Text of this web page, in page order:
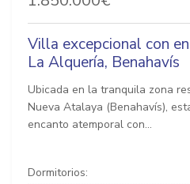
Villa excepcional con
La Alquería, Benahavís
Ubicada en la tranquila zona
Nueva Atalaya (Benahavís),
encanto atemporal con...
Dormitorios: